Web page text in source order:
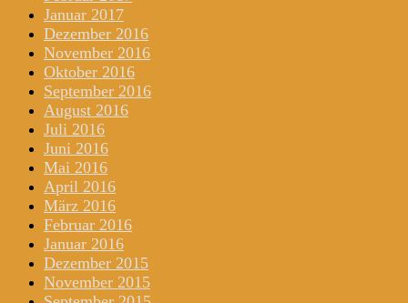
Januar 2017
Dezember 2016
November 2016
Oktober 2016
September 2016
August 2016
Juli 2016
Juni 2016
Mai 2016
April 2016
März 2016
Februar 2016
Januar 2016
Dezember 2015
November 2015